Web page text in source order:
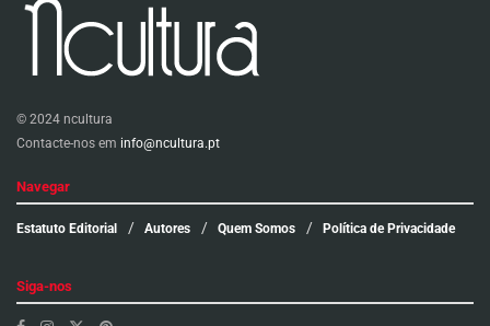
© 2024 ncultura
Contacte-nos em info@ncultura.pt
Navegar
Estatuto Editorial Autores Quem Somos Política de Privacidade
Siga-nos